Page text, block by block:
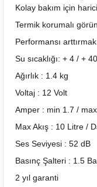
Kolay bakım için
Termik korumalı
Performansı
Su sıcaklığı: + 4 / +
Ağırlık : 1.4 kg
Voltaj : 12 Volt
Amper : min 1.7 /
Max Akış : 10 Litre /
Ses Seviyesi : 52 dB
Basınç Şalteri : 1.5
2 yıl garanti